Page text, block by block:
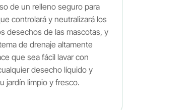
de un relleno seguro para
controlará y neutralizará los
desechos de las mascotas, y
de drenaje altamente
que sea fácil lavar con
desecho líquido y
jardín limpio y fresco.